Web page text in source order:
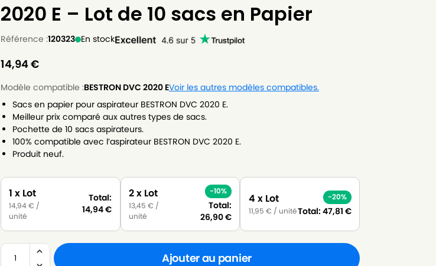
2020 E – Lot de 10 sacs en Papier
Référence :120323 En stock
14,94€
Modèle compatible :BESTRON DVC 2020 EVoir les autres modèles compatibles.
Sacs en papier pour aspirateur BESTRON DVC 2020 E.
Meilleur prix comparé aux autres types de sacs.
Pochette de 10 sacs aspirateurs.
100% compatible avec l’aspirateur BESTRON DVC 2020 E.
Produit neuf.
1 x Lot
14,94€ /
unité
Total:
14,94€
2 x Lot
13,45€ /
unité
-10%
Total:
26,90€
4 x Lot
11,95 € / unité
-20%
Total: 47,81 €
Ajouter au panier